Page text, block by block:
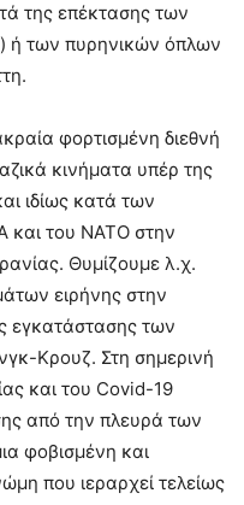
της επέκτασης των
ή των πυρηνικών όπλων
φορτισμένη διεθνή
κινήματα υπέρ της
ιδίως κατά των
και του ΝΑΤΟ στην
Θυμίζουμε λ.χ.
ειρήνης στην
εγκατάστασης των
Κρουζ. Στη σημερινή
και του Covid-19
από την πλευρά των
φοβισμένη και
που ιεραρχεί τελείως